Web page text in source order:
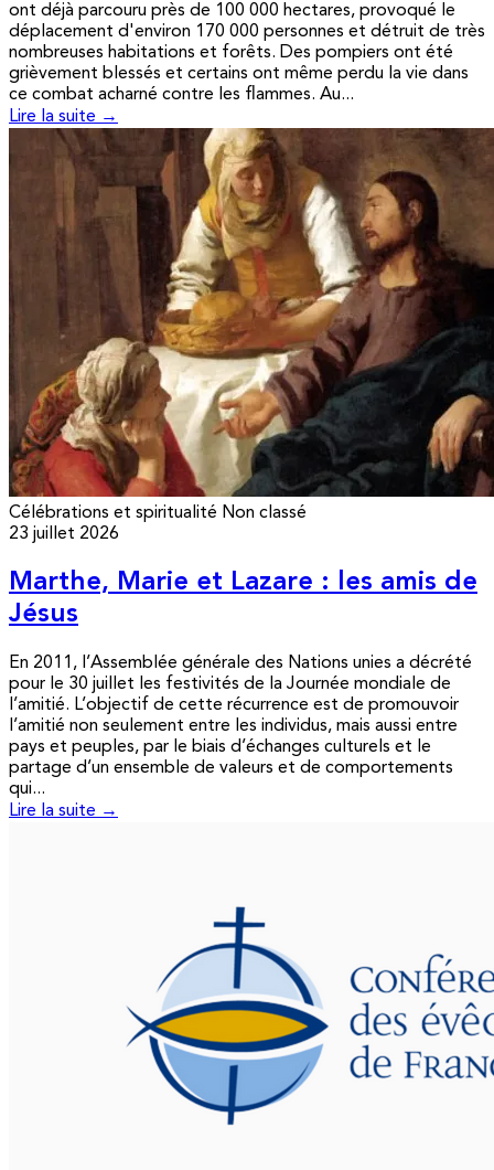
ont déjà parcouru près de 100 000 hectares, provoqué le
déplacement d'environ 170 000 personnes et détruit de très
nombreuses habitations et forêts. Des pompiers ont été
grièvement blessés et certains ont même perdu la vie dans
ce combat acharné contre les flammes. Au...
Lire la suite →
Célébrations et spiritualité Non classé
23 juillet 2026
Marthe, Marie et Lazare : les amis de
Jésus
En 2011, l’Assemblée générale des Nations unies a décrété
pour le 30 juillet les festivités de la Journée mondiale de
l’amitié. L’objectif de cette récurrence est de promouvoir
l’amitié non seulement entre les individus, mais aussi entre
pays et peuples, par le biais d’échanges culturels et le
partage d’un ensemble de valeurs et de comportements
qui...
Lire la suite →